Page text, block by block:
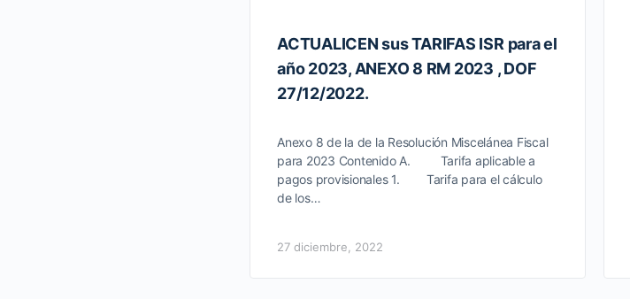
ACTUALICEN sus TARIFAS ISR para el
año 2023, ANEXO 8 RM 2023 , DOF
27/12/2022.
Anexo 8 de la de la Resolución Miscelánea Fiscal
para 2023 Contenido A. Tarifa aplicable a
pagos provisionales 1. Tarifa para el cálculo
de los…
27 diciembre, 2022